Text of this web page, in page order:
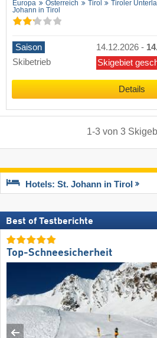
Europa Österreich Tirol Tiroler
Johann in Tirol
Saison 14.12.2026 -
Skibetrieb
Skigebiet
Details
1-3von 3
Hotels: St. Johann in Tirol
Best of Testberichte
Top-Schneesicherheit